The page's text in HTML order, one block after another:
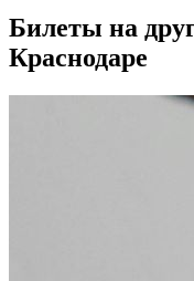
Билеты на
Краснодаре